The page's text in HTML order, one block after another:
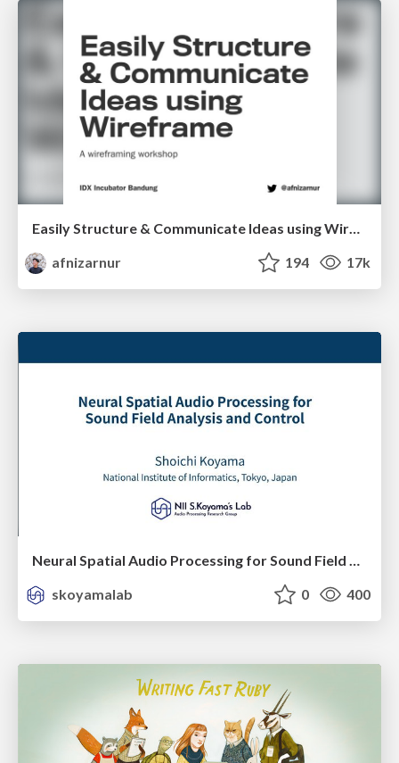
Easily Structure & Communicate Ideas using Wireframe
afnizarnur
194 17k
Neural Spatial Audio Processing for Sound Field Analysis and Control
skoyamalab
0 400